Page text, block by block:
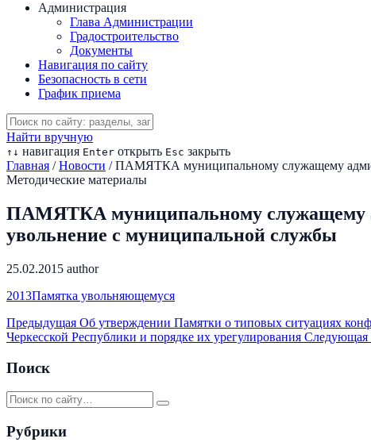
Администрация
Глава Администрации
Градостроительство
Документы
Навигация по сайту
Безопасность в сети
График приема
Найти вручную
↑ ↓ навигация Enter открыть Esc закрыть
Главная / Новости / ПАМЯТКА муниципальному служащему
Методические материалы
ПАМЯТКА муниципальному служащему
увольнение с муниципальной службы
25.02.2015 author
2013Памятка увольняющемуся
Предыдущая Об утверждении Памятки о типовых ситуациях
Черкесской Республики и порядке их урегулирования Следующая
Поиск
Рубрики